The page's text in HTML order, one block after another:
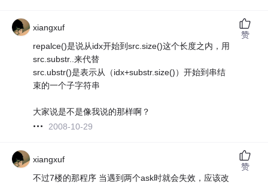
xiangxuf
repalce()是说从idx开始到src.size()这个长度之内，用
src.substr..来代替
src.ubstr()是表示从（idx+substr.size()）开始到串结
束的一个子字符串
大家说是不是像我说的那样啊？
2008-10-29
赞
xiangxuf
不过7楼的那程序 当遇到两个ask时就会失效，应该改
赞